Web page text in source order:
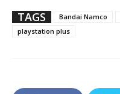
TAGS Bandai Namco
playstation plus